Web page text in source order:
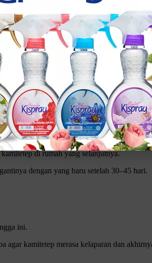
coba untuk menghilangkan serangga ini.
bersih.
kotoran lainnya.
Untuk itu, jangan sampai lupa
diperiksa seperti di lemari.
di rumah yang selanjutnya.
dengan yang baru setelah 30–45 hari.
ini.
agar kamitetep merasa kelaparan dan